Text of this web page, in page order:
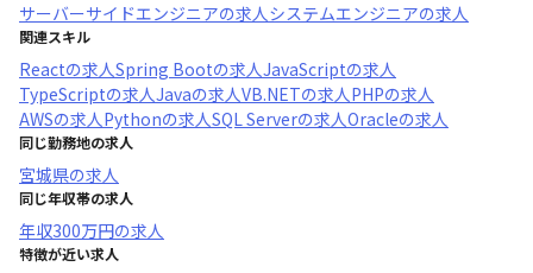
サーバーサイドエンジニアの求人システムエンジニアの求人
関連スキル
Reactの求人Spring Bootの求人JavaScriptの求人
TypeScriptの求人Javaの求人VB.NETの求人PHPの求人
AWSの求人Pythonの求人SQL Serverの求人Oracleの求人
同じ勤務地の求人
宮城県の求人
同じ年収帯の求人
年収300万円の求人
特徴が近い求人